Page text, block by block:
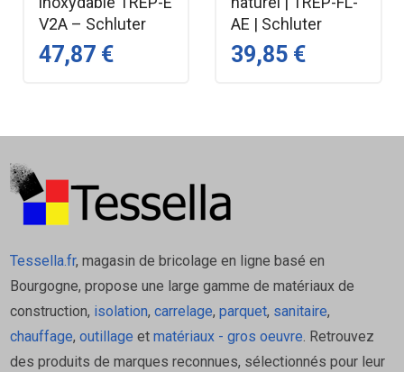
V2A – Schluter
47,87 €
AE | Schluter
39,85 €
Tessella.fr, magasin de bricolage en ligne basé en
Bourgogne, propose une large gamme de matériaux de
construction, isolation, carrelage, parquet, sanitaire,
chauffage, outillage et matériaux - gros oeuvre. Retrouvez
des produits de marques reconnues, sélectionnés pour leur